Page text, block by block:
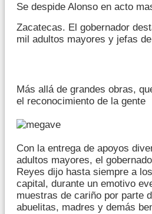
Se despide Alonso en acto
Zacatecas. El gobernador
mil adultos mayores y jefas
Más allá de grandes obras,
el reconocimiento de la gente
Con la entrega de apoyos
adultos mayores, el
Reyes dijo hasta siempre a
capital, durante un emotivo
muestras de cariño por parte
abuelitas, madres y demás